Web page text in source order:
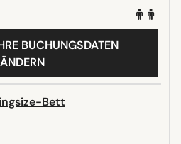
BUCHUNGSDATEN
ÄNDERN
Bett